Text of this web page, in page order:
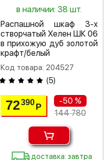
в наличии: 38 шт.
Распашной шкаф 3-х
створчатый Хелен ШК 06
в прихожую дуб золотой
крафт/белый
Код товара: 204527
(5)
72390 Р
-50 %
144 780
доставка: завтра